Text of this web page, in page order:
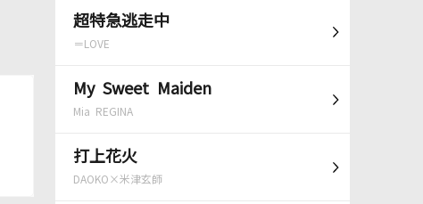
超特急逃走中
＝LOVE
My Sweet Maiden
Mia REGINA
打上花火
DAOKO×米津玄師